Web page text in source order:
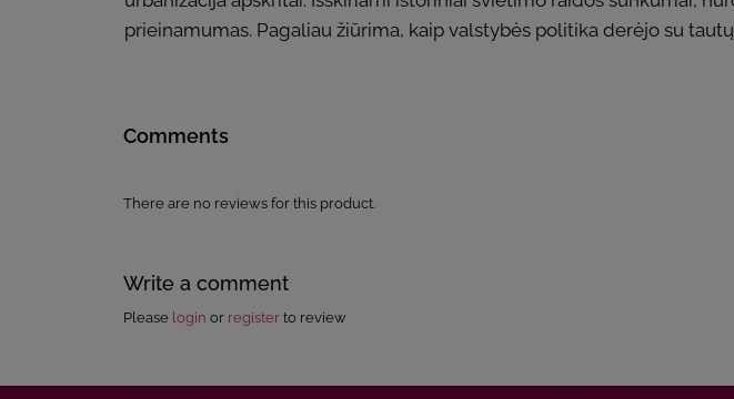
prieinamumas. Pagaliau žiūrima, kaip valstybės politika derėjo su
Comments
There are no reviews for this product.
Write a comment
Please login or register to review